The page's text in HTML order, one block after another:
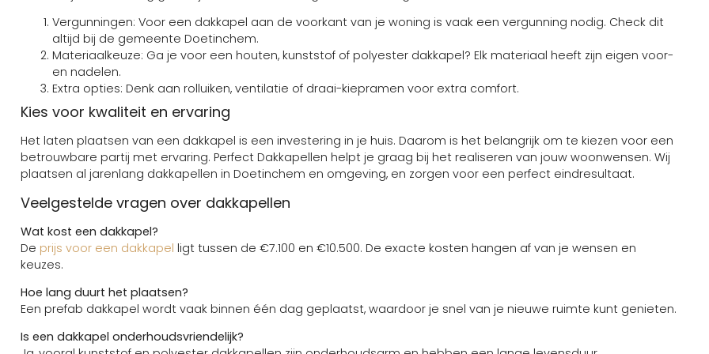
Vergunningen: Voor een dakkapel aan de voorkant van je woning is vaak een vergunning nodig. Check dit
altijd bij de gemeente Doetinchem.
Materiaalkeuze: Ga je voor een houten, kunststof of polyester dakkapel? Elk materiaal heeft zijn eigen voor-
en nadelen.
Extra opties: Denk aan rolluiken, ventilatie of draai-kiepramen voor extra comfort.
Kies voor kwaliteit en ervaring
Het laten plaatsen van een dakkapel is een investering in je huis. Daarom is het belangrijk om te kiezen voor een
betrouwbare partij met ervaring. Perfect Dakkapellen helpt je graag bij het realiseren van jouw woonwensen. Wij
plaatsen al jarenlang dakkapellen in Doetinchem en omgeving, en zorgen voor een perfect eindresultaat.
Veelgestelde vragen over dakkapellen
Wat kost een dakkapel?
De prijs voor een dakkapel ligt tussen de €7.100 en €10.500. De exacte kosten hangen af van je wensen en
keuzes.
Hoe lang duurt het plaatsen?
Een prefab dakkapel wordt vaak binnen één dag geplaatst, waardoor je snel van je nieuwe ruimte kunt genieten.
Is een dakkapel onderhoudsvriendelijk?